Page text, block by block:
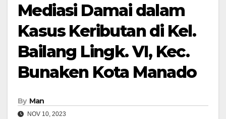
Mediasi Damai dalam
Kasus Keributan di Kel.
Bailang Lingk. VI, Kec.
Bunaken Kota Manado
By Man
NOV 10, 2023